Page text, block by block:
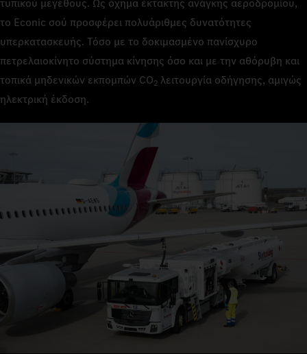
τυπικού μεγέθους. Ως όχημα έκτακτης ανάγκης αεροδρομίου,
το Econic σού προσφέρει πολυάριθμες δυνατότητες
υπερκατασκευής. Τόσο με το δοκιμασμένο πανίσχυρο
πετρελαιοκίνητο σύστημα κίνησης όσο και με την αθόρυβη και
τοπικά μηδενικών εκπομπών CO2 λειτουργία οδήγησης, αμιγώς
ηλεκτρική έκδοση.